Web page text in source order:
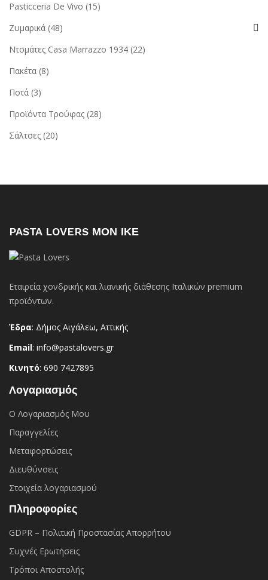
Pasticceria De Vivo (15)
Ζυμαρικά (48)
Ντομάτες Casa Marrazzo 1934 (22)
Πακέτα (8)
Ποτά (3)
Προϊόντα Τρούφας (28)
Σάλτσες (20)
PASTA LOVERS ΜΟΝ ΙΚΕ
Εταιρεία χονδρικής και λιανικής διάθεσης Ιταλικών premium
προϊόντων.
Έδρα: Δήμος Αιγάλεω, Αττικής
Email: info@pastalovers.gr
Κινητό: 690 7427895
Λογαριασμός
Ο Λογαριασμός Μου
Παραγγελίες
Μεταφορτώσεις
Διευθύνσεις
Στοιχεία λογαριασμού
Πληροφορίες
GDPR – Πολιτική Προστασίας Απορρήτου
Συχνές Eρωτήσεις
Τρόποι Αποστολής